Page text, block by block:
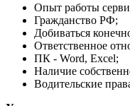
Опыт работы
Гражданство РФ;
Добиваться
Ответственное
ПК - Word, Excel;
Наличие
Водительские